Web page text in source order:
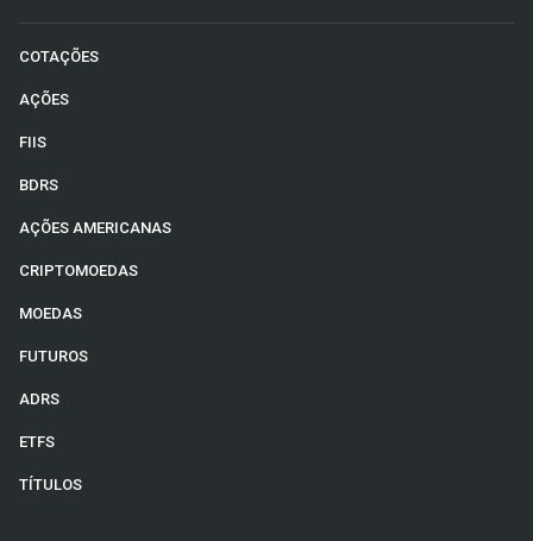
COTAÇÕES
AÇÕES
FIIS
BDRS
AÇÕES AMERICANAS
CRIPTOMOEDAS
MOEDAS
FUTUROS
ADRS
ETFS
TÍTULOS